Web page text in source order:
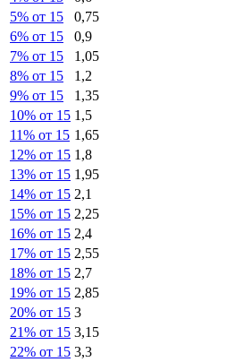
5% от 15
0,75
6% от 15
0,9
7% от 15
1,05
8% от 15
1,2
9% от 15
1,35
10% от 15 1,5
11% от 15 1,65
12% от 15 1,8
13% от 15 1,95
14% от 15 2,1
15% от 15 2,25
16% от 15 2,4
17% от 15 2,55
18% от 15 2,7
19% от 15 2,85
20% от 15 3
21% от 15 3,15
22% от 15 3,3